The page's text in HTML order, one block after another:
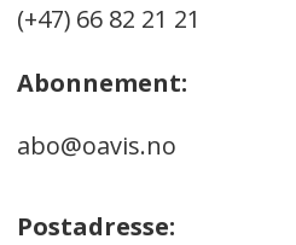
(+47) 66 82 21 21
Abonnement:
abo@oavis.no
Postadresse: